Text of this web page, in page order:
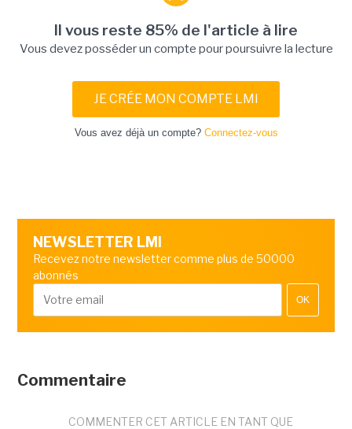
Il vous reste 85% de l'article à lire
Vous devez posséder un compte pour poursuivre la lecture
JE CRÉE MON COMPTE LMI
Vous avez déjà un compte? Connectez-vous
NEWSLETTER LMI
Recevez notre newsletter comme plus de 50000
abonnés
OK
Commentaire
COMMENTER CET ARTICLE EN TANT QUE